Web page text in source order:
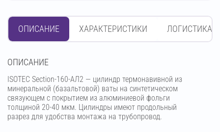
ОПИСАНИЕ ХАРАКТЕРИСТИКИ ЛОГИСТИКА
OПИСАНИЕ
ISOTEC Section-160-АЛ2 — цилиндр термонавивной из
минеральной (базальтовой) ваты на синтетическом
связующем с покрытием из алюминиевой фольги
толщиной 20-40 мкм. Цилиндры имеют продольный
разрез для удобства монтажа на трубопровод.